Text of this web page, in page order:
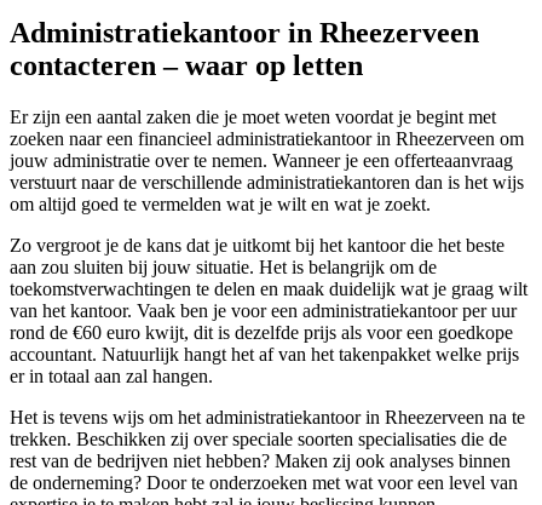
Administratiekantoor in Rheezerveen
contacteren – waar op letten
Er zijn een aantal zaken die je moet weten voordat je begint met
zoeken naar een financieel administratiekantoor in Rheezerveen om
jouw administratie over te nemen. Wanneer je een offerteaanvraag
verstuurt naar de verschillende administratiekantoren dan is het wijs
om altijd goed te vermelden wat je wilt en wat je zoekt.
Zo vergroot je de kans dat je uitkomt bij het kantoor die het beste
aan zou sluiten bij jouw situatie. Het is belangrijk om de
toekomstverwachtingen te delen en maak duidelijk wat je graag wilt
van het kantoor. Vaak ben je voor een administratiekantoor per uur
rond de €60 euro kwijt, dit is dezelfde prijs als voor een goedkope
accountant. Natuurlijk hangt het af van het takenpakket welke prijs
er in totaal aan zal hangen.
Het is tevens wijs om het administratiekantoor in Rheezerveen na te
trekken. Beschikken zij over speciale soorten specialisaties die de
rest van de bedrijven niet hebben? Maken zij ook analyses binnen
de onderneming? Door te onderzoeken met wat voor een level van